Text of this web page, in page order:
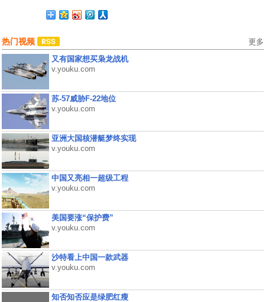
热门视频 更多
又有国家想买枭龙战机
v.youku.com
苏-57威胁F-22地位
v.youku.com
亚洲大国核潜艇梦终实现
v.youku.com
中国又亮相一超级工程
v.youku.com
美国要涨“保护费”
v.youku.com
沙特看上中国一款武器
v.youku.com
知否知否应是绿肥红瘦